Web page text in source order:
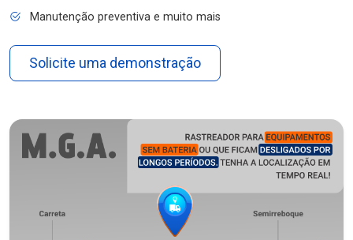
Manutenção preventiva e muito mais
Solicite uma demonstração